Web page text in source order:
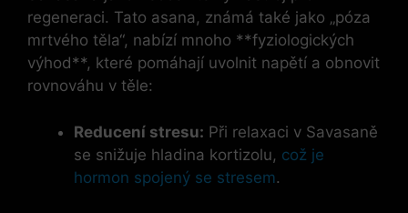
regeneraci. Tato asana, známá také jako „póza
mrtvého těla“, nabízí mnoho **fyziologických
výhod**, které pomáhají uvolnit napětí a obnovit
rovnováhu v těle:
Reducení stresu: Při relaxaci v Savasaně
se snižuje hladina kortizolu, což je
hormon spojený se stresem.